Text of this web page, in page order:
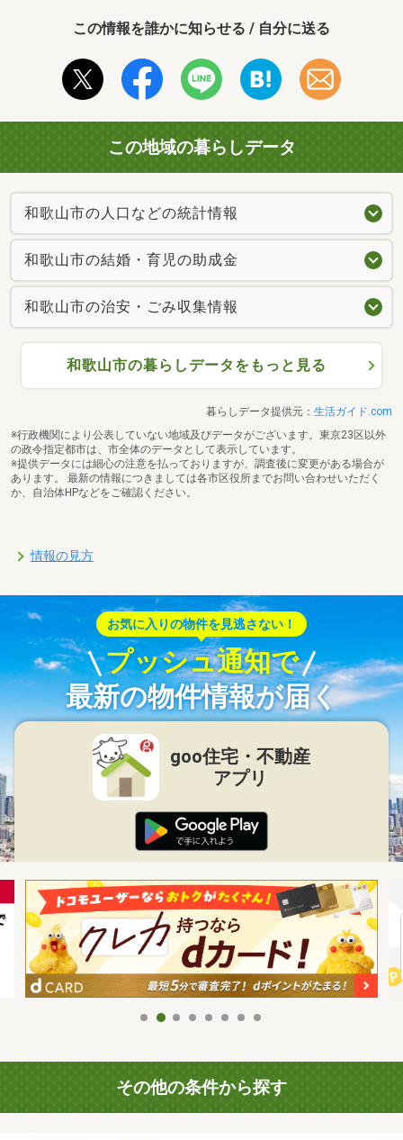
この情報を誰かに知らせる / 自分に送る
この地域の暮らしデータ
和歌山市の人口などの統計情報
和歌山市の結婚・育児の助成金
和歌山市の治安・ごみ収集情報
和歌山市の暮らしデータをもっと見る
暮らしデータ提供元： 生活ガイド.com
※行政機関により公表していない地域及びデータがございます。東京23区以外
の政令指定都市は、市全体のデータとして表示しています。
※提供データには細心の注意を払っておりますが、調査後に変更がある場合が
あります。 最新の情報につきましては各市区役所までお問い合わせいただく
か、自治体HPなどをご確認ください。
情報の見方
お気に入りの物件を見逃さない！
プッシュ通知で
最新の物件情報が届く
goo住宅・不動産
アプリ
その他の条件から探す